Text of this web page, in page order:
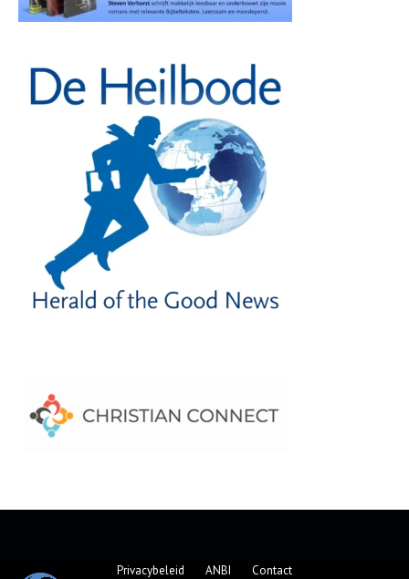
Privacybeleid ANBI Contact